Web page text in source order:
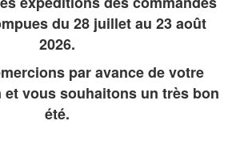
du 28 juillet au 23 août
2026.
par avance de votre
vous souhaitons un très bon
été.